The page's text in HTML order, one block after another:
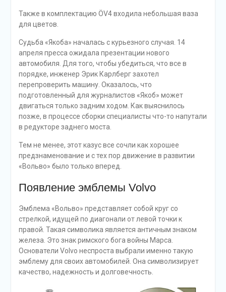
Также в комплектацию ÖV4 входила небольшая ваза
для цветов.
Судьба «Якоба» началась с курьезного случая. 14
апреля пресса ожидала презентации нового
автомобиля. Для того, чтобы убедиться, что все в
порядке, инженер Эрик Карлберг захотел
перепроверить машину. Оказалось, что
подготовленный для журналистов «Якоб» может
двигаться только задним ходом. Как выяснилось
позже, в процессе сборки специалисты что-то напутали
в редукторе заднего моста.
Тем не менее, этот казус все сочли как хорошее
предзнаменование и с тех пор движение в развитии
«Вольво» было только вперед.
Появление эмблемы Volvo
Эмблема «Вольво» представляет собой круг со
стрелкой, идущей по диагонали от левой точки к
правой. Такая символика является античным знаком
железа. Это знак римского бога войны Марса.
Основатели Volvo неспроста выбрали именно такую
эмблему для своих автомобилей. Она символизирует
качество, надежность и долговечность.